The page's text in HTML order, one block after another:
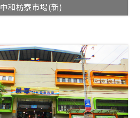
中和枋寮市場(新)